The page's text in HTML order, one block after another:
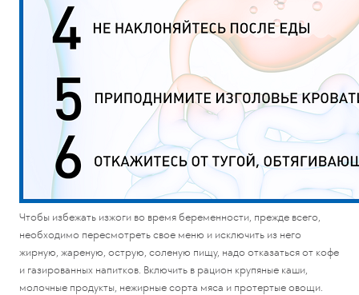
Чтобы избежать изжоги во время беременности, прежде всего,
необходимо пересмотреть свое меню и исключить из него
жирную, жареную, острую, соленую пищу, надо отказаться от кофе
и газированных напитков. Включить в рацион крупяные каши,
молочные продукты, нежирные сорта мяса и протертые овощи.